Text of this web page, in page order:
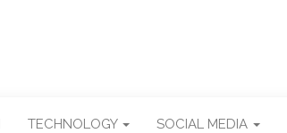
TECHNOLOGY SOCIAL MEDIA